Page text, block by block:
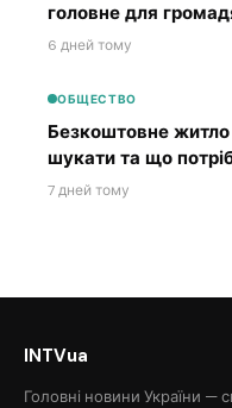
головне для
6 дней тому
ОБЩЕСТВО
Безкоштовне житло
шукати та що
7 дней тому
INTVua
Головні новини України —